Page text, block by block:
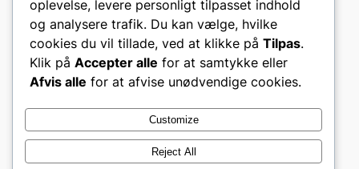
CVR: 46140443
Om Politikker
oplevelse, levere personligt tilpasset indhold
og analysere trafik. Du kan vælge, hvilke
cookies du vil tillade, ved at klikke på Tilpas.
Klik på Accepter alle for at samtykke eller
Afvis alle for at afvise unødvendige cookies.
Customize
Reject All